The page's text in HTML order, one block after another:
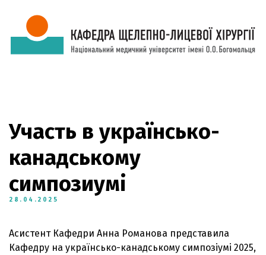
Участь в українсько-
канадському
симпозиумі
28.04.2025
Асистент Кафедри Анна Романова представила
Кафедру на українсько-канадському симпозіумі 2025,